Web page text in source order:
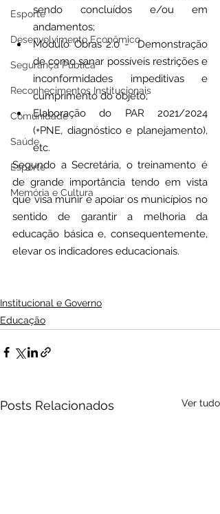
Esporte
Desenvolvimento Econômico
Segurança Pública
Reconhecimentos Institucionais
Comunidade
Saúde
Esporte
Memória e Cultura
sendo concluídos e/ou em
andamentos;
Módulo Obras 2.0 -  Demonstração
de como sanar possíveis restrições e
inconformidades impeditivas e
cumprimento do objeto;
Elaboração do PAR 2021/2024
(+PNE, diagnóstico e planejamento),
etc.
Segundo a Secretária, o treinamento é
de grande importância tendo em vista
que visa munir e apoiar os municípios no
sentido de garantir a melhoria da
educação básica e, consequentemente,
elevar os indicadores educacionais.
Institucional e Governo
Educação
Posts Relacionados Ver tudo